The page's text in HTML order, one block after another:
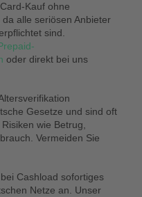
Kauf ohne
alle seriösen Anbieter
sind.
oder direkt bei uns
Gesetze und sind oft
wie Betrug,
Vermeiden Sie
Cashload sofortiges
Netze an. Unser